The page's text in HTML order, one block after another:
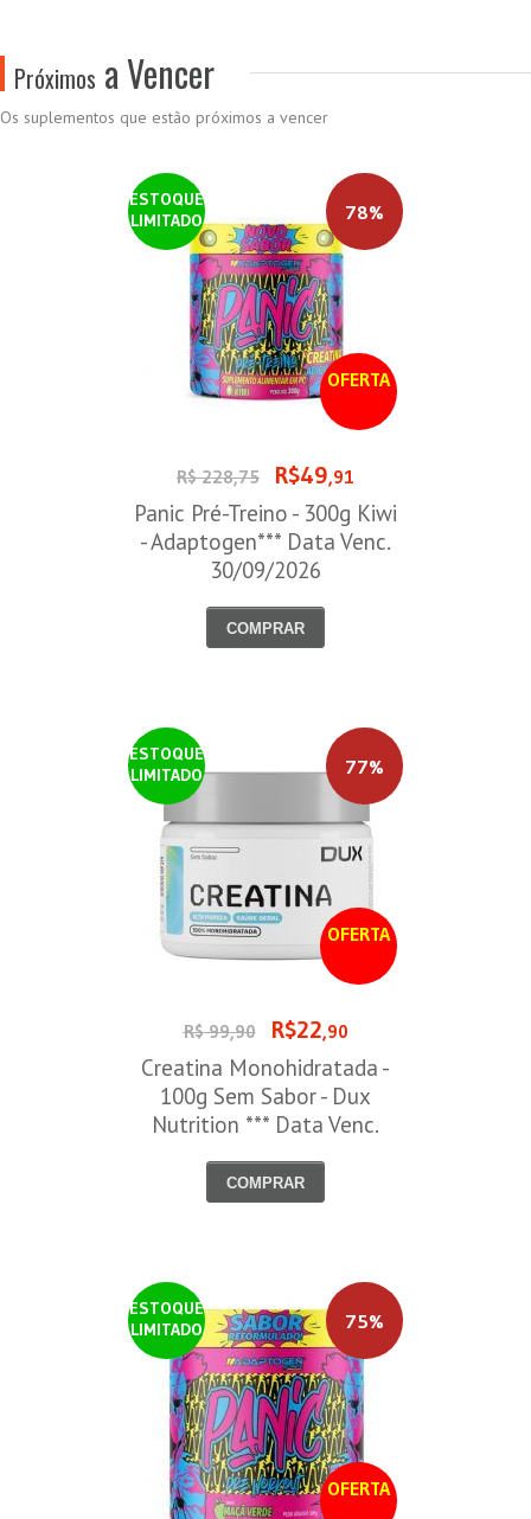
Próximos a Vencer
Os suplementos que estão próximos a vencer
ESTOQUE
LIMITADO
OFERTA
78%
R$ 228,75 R$49,91
Panic Pré-Treino - 300g Kiwi
- Adaptogen*** Data Venc.
30/09/2026
COMPRAR
ESTOQUE
LIMITADO
OFERTA
77%
R$ 99,90 R$22,90
Creatina Monohidratada -
100g Sem Sabor - Dux
Nutrition *** Data Venc.
COMPRAR
ESTOQUE
LIMITADO
OFERTA
75%